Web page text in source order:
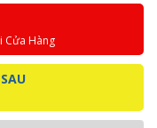
Cửa Hàng